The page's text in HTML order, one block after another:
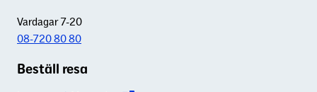
Vardagar 7-20
08-720 80 80
Beställ resa